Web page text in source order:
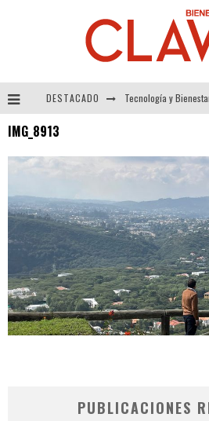
DESTACADO
IMG_8913
PUBLICACIONES